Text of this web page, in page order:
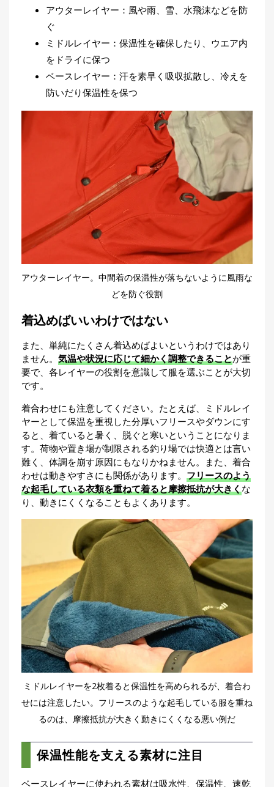
運動量：多（ロックショアなど）
シーアングラーインシュレーテッドパーカ
＆パンツ
シーアングラーレインジャケット＆パンツ
アウターレイヤー：風や雨、雪、水飛沫などを防
ぐ
ミドルレイヤー：保温性を確保したり、ウエア内
をドライに保つ
ベースレイヤー：汗を素早く吸収拡散し、冷えを
防いだり保温性を保つ
アウターレイヤー。中間着の保温性が落ちないように風雨な
どを防ぐ役割
着込めばいいわけではない
また、単純にたくさん着込めばよいというわけではあり
ません。 気温や状況に応じて細かく調整できることが重
要で、各レイヤーの役割を意識して服を選ぶことが大切
です。
着合わせにも注意してください。たとえば、ミドルレイ
ヤーとして保温を重視した分厚いフリースやダウンにす
ると、着ていると暑く、脱ぐと寒いということになりま
す。荷物や置き場が制限される釣り場では快適とは言い
難く、体調を崩す原因にもなりかねません。また、着合
わせは動きやすさにも関係があります。 フリースのよう
な起毛している衣類を重ねて着ると摩擦抵抗が大きくな
り、動きにくくなることもよくあります。
ミドルレイヤーを2枚着ると保温性を高められるが、着合わ
せには注意したい。フリースのような起毛している服を重ね
るのは、摩擦抵抗が大きく動きにくくなる悪い例だ
保温性能を支える素材に注目
ベースレイヤーに使われる素材は吸水性、保温性、速乾